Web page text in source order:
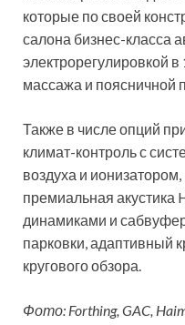
которые по своей
салона бизнес-класса
электрорегулировкой
массажа и поясничной
Также в числе опций
климат-контроль с
воздуха и
премиальная акустика
динамиками и
парковки, адаптивный
кругового обзора.
Фото: Forthing, GAC,